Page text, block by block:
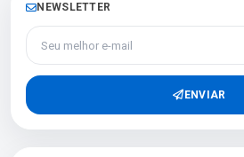
NEWSLETTER
Seu melhor e-mail
ENVIAR